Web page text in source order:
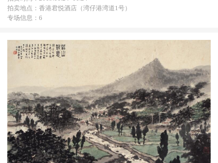
拍卖地点：香港君悦酒店（湾仔港湾道1号）
专场信息：6